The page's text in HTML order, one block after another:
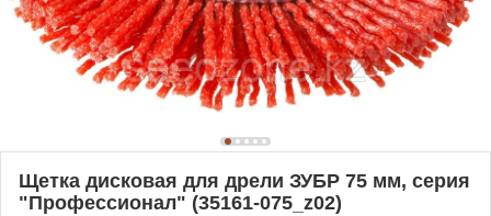
Щетка дисковая для дрели ЗУБР 75 мм, серия
"Профессионал" (35161-075_z02)